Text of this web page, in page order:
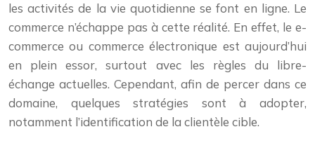
les activités de la vie quotidienne se font en ligne. Le
commerce n’échappe pas à cette réalité. En effet, le e-
commerce ou commerce électronique est aujourd’hui
en plein essor, surtout avec les règles du libre-
échange actuelles. Cependant, afin de percer dans ce
domaine, quelques stratégies sont à adopter,
notamment l’identification de la clientèle cible.